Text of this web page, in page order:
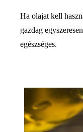
Ha olajat kell
gazdag
egészséges.